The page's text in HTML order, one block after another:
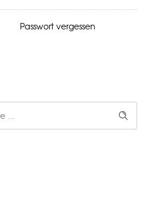
Passwort vergessen